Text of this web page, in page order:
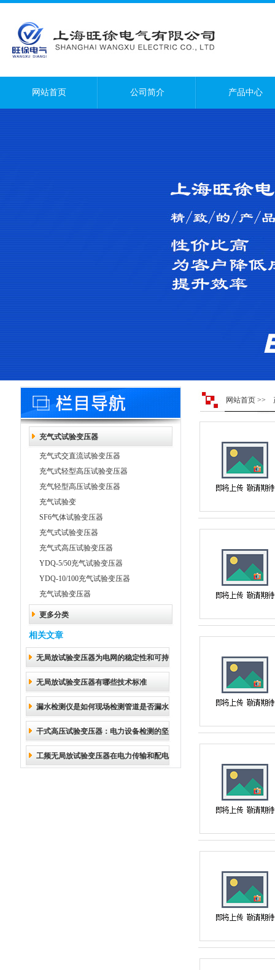
网站首页 公司简介 产品中心
充气式试验变压器
充气式交直流试验变压器
充气式轻型高压试验变压器
充气轻型高压试验变压器
充气试验变
SF6气体试验变压器
充气式试验变压器
充气式高压试验变压器
YDQ-5/50充气试验变压器
YDQ-10/100充气试验变压器
充气试验变压器
更多分类
相关文章
无局放试验变压器为电网的稳定性和可持
续发展做出巨大贡献
无局放试验变压器有哪些技术标准
漏水检测仪是如何现场检测管道是否漏水
的？
干式高压试验变压器：电力设备检测的坚
实后盾
工频无局放试验变压器在电力传输和配电
网站首页 >>